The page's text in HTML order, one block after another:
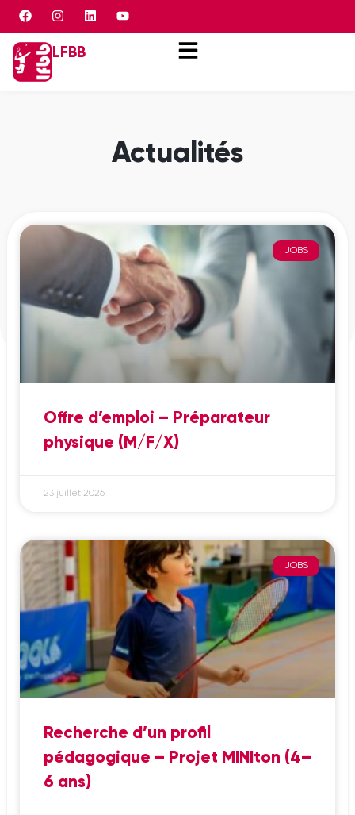
Panneau de gestion des cookies
LFBB
Actualités
JOBS
Offre d’emploi – Préparateur
physique (M/F/X)
23 juillet 2026
JOBS
Recherche d’un profil
pédagogique – Projet MINIton (4–
6 ans)